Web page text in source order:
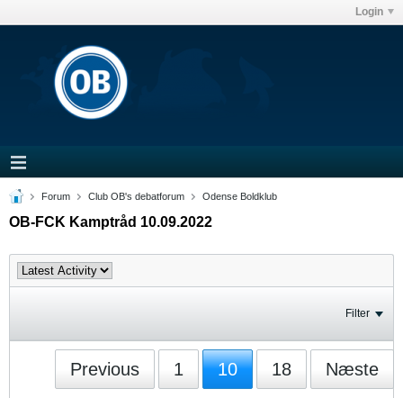
Login
Forum Club OB's debatforum Odense Boldklub
OB-FCK Kamptråd 10.09.2022
Filter
Previous 1 10 18 Næste